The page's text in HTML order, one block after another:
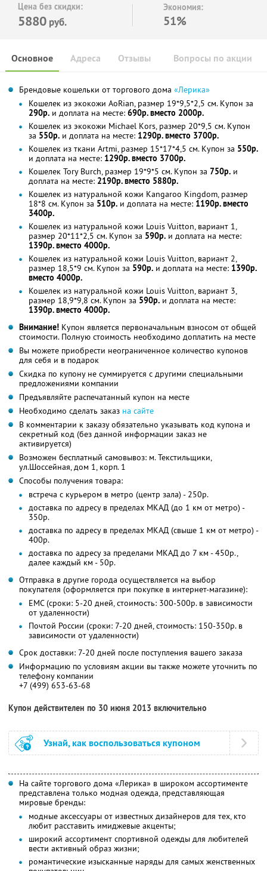
Цена без скидки:
5880 руб.
Экономия:
51%
Основное Отзывы Вопросы по акции
Адреса
Брендовые кошельки от торгового дома «Лерика»
Кошелек из экокожи AoRian, размер 19*9,5*2,5 см. Купон за
290р. и доплата на месте: 690р. вместо 2000р.
Кошелек из экокожи Michael Кors, размер 20*9,5 см. Купон
за 550р. и доплата на месте: 1290р. вместо 3700р.
Кошелек из ткани Artmi, размер 15*17*4,5 см. Купон за 550р.
и доплата на месте: 1290р. вместо 3700р.
Кошелек Tory Burch, размер 19*9*5 см. Купон за 750р. и
доплата на месте: 2190р. вместо 5880р.
Кошелек из натуральной кожи Kangaroo Kingdom, размер
18*8 см. Купон за 510р. и доплата на месте: 1190р. вместо
3400р.
Кошелек из натуральной кожи Louis Vuitton, вариант 1,
размер 20*11*2,5 см. Купон за 590р. и доплата на месте:
1390р. вместо 4000р.
Кошелек из натуральной кожи Louis Vuitton, вариант 2,
размер 18,5*9 см. Купон за 590р. и доплата на месте: 1390р.
вместо 4000р.
Кошелек из натуральной кожи Louis Vuitton, вариант 3,
размер 18,9*9,8 см. Купон за 590р. и доплата на месте:
1390р. вместо 4000р.
Внимание! Купон является первоначальным взносом от общей
стоимости. Полную стоимость необходимо доплатить на месте
Вы можете приобрести неограниченное количество купонов
для себя и в подарок
Скидка по купону не суммируется с другими специальными
предложениями компании
Предъявляйте распечатанный купон на месте
Необходимо сделать заказ на сайте
В комментарии к заказу обязательно указывать код купона и
секретный код (без данной информации заказ не
активируется)
Возможен бесплатный самовывоз: м. Текстильщики,
ул.Шоссейная, дом 1, корп. 1
Способы получения товара:
встреча с курьером в метро (центр зала) - 250р.
доставка по адресу в пределах МКАД (до 1 км от метро) -
350р.
доставка по адресу в пределах МКАД (свыше 1 км от метро) -
400р.
доставка по адресу за пределами МКАД до 7 км - 450р.,
далее каждый км - 50р.
Отправка в другие города осуществляется на выбор
покупателя (оформляется при покупке в интернет-магазине):
ЕМС (сроки: 5-20 дней, стоимость: 300-500р. в зависимости
от удаленности)
Почтой России (сроки: 7-20 дней, стоимость: 150-350р. в
зависимости от удаленности)
Срок доставки: 7-20 дней после поступления вашего заказа
Информацию по условиям акции вы также можете уточнить по
телефону компании
+7 (499) 653-63-68
Купон действителен по 30 июня 2013 включительно
Узнай, как воспользоваться купоном
На сайте торгового дома «Лерика» в широком ассортименте
представлена только модная одежда, представляющая
мировые бренды:
модные аксессуары от известных дизайнеров для тех, кто
любит расставить имиджевые акценты;
широкий ассортимент спортивной одежды для любителей
вести активный образ жизни;
романтические изысканные наряды для самых женственных